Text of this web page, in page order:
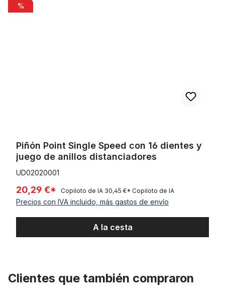
Piñón Point Single Speed con 16 dientes y juego de anillos
%
Piñón Point Single Speed con 16 dientes y
juego de anillos distanciadores
UD02020001
20,29 €* Copiloto de IA 30,45 €* Copiloto de IA
Precios con IVA incluido, más gastos de envío
A la cesta
Clientes que también compraron